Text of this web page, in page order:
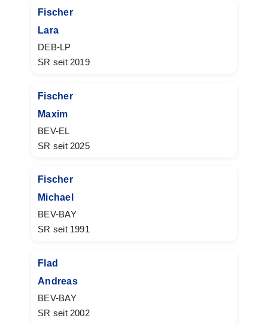
Fischer
Lara
DEB-LP
SR seit 2019
Fischer
Maxim
BEV-EL
SR seit 2025
Fischer
Michael
BEV-BAY
SR seit 1991
Flad
Andreas
BEV-BAY
SR seit 2002